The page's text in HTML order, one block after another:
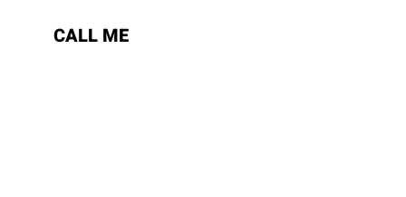
CALL ME